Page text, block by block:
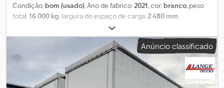
Condição: bom (usado), Ano de fabrico: 2021, cor: branco, peso
total:16 000 kg , largura do espaço de carga: 2 480 mm
comprimento do espaço de carga:
carga:2 520 mm, Kögel ENC 74 – Plataforma de troca Peso bruto
máximo admissível: 16.000 kg Peso em vazio: 2.299 kg Lona lateral
Cobertura deslizante Edscha Portas tipo portal Pés de apoio
ajustáveis Altura em posição de apoio: 1,32 m Dimensões da área
de carga: Crodpfezkunbjx Afmof C 7,32 m, L 2,48 m, A 2,52 m
Anúncio classificado